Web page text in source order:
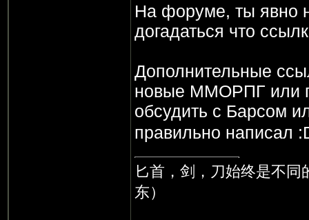
На форуме, ты явно
догадаться что
Дополнительные
новые ММОРПГ или
обсудить с Барсом
правильно написал
匕首，剑，刀始终是不
东）